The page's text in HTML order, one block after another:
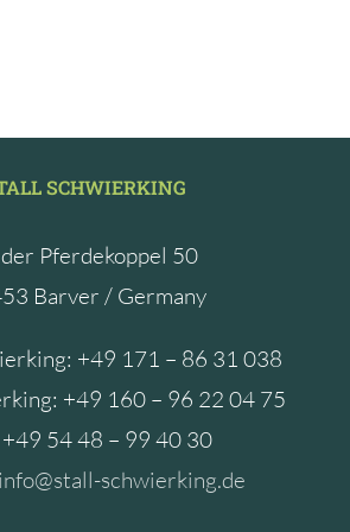
SCHWIERKING
Pferdekoppel 50
Barver / Germany
+49 171 – 86 31 038
+49 160 – 96 22 04 75
+49 54 48 – 99 40 30
info@stall-schwierking.de